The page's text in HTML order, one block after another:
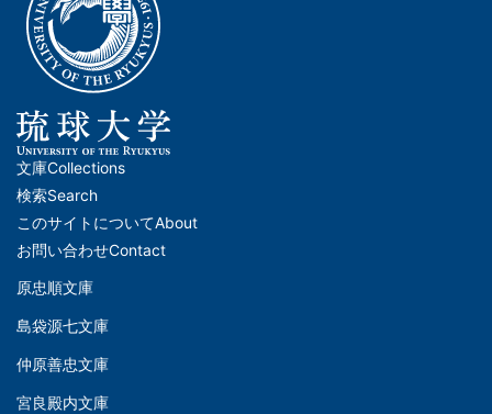
メ
イ
ン
ナ
ビ
ー
文庫Collections
検索Search
このサイトについてAbout
お問い合わせContact
文
(Left)
原忠順文庫
島袋源七文庫
仲原善忠文庫
宮良殿内文庫